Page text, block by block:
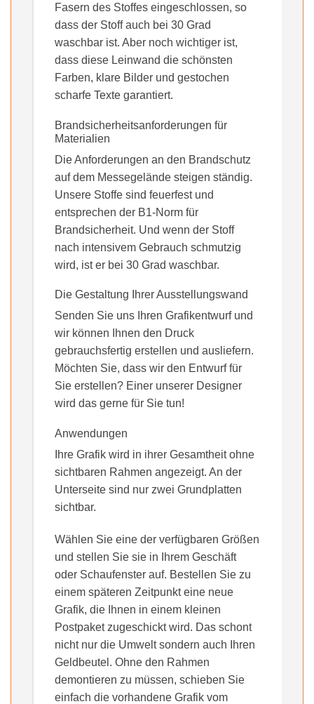
Fasern des Stoffes eingeschlossen, so
dass der Stoff auch bei 30 Grad
waschbar ist. Aber noch wichtiger ist,
dass diese Leinwand die schönsten
Farben, klare Bilder und gestochen
scharfe Texte garantiert.
Brandsicherheitsanforderungen für
Materialien
Die Anforderungen an den Brandschutz
auf dem Messegelände steigen ständig.
Unsere Stoffe sind feuerfest und
entsprechen der B1-Norm für
Brandsicherheit. Und wenn der Stoff
nach intensivem Gebrauch schmutzig
wird, ist er bei 30 Grad waschbar.
Die Gestaltung Ihrer Ausstellungswand
Senden Sie uns Ihren Grafikentwurf und
wir können Ihnen den Druck
gebrauchsfertig erstellen und ausliefern.
Möchten Sie, dass wir den Entwurf für
Sie erstellen? Einer unserer Designer
wird das gerne für Sie tun!
Anwendungen
Ihre Grafik wird in ihrer Gesamtheit ohne
sichtbaren Rahmen angezeigt. An der
Unterseite sind nur zwei Grundplatten
sichtbar.
Wählen Sie eine der verfügbaren Größen
und stellen Sie sie in Ihrem Geschäft
oder Schaufenster auf. Bestellen Sie zu
einem späteren Zeitpunkt eine neue
Grafik, die Ihnen in einem kleinen
Postpaket zugeschickt wird. Das schont
nicht nur die Umwelt sondern auch Ihren
Geldbeutel. Ohne den Rahmen
demontieren zu müssen, schieben Sie
einfach die vorhandene Grafik vom